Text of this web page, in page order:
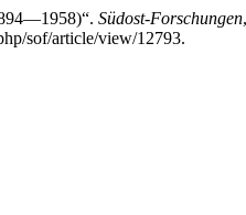
Südost-Forschungen
sof/article/view/12793.